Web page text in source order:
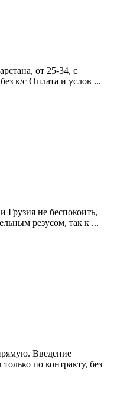
от 25-34, с
к/с Оплата и услов ...
Грузия не беспокоить,
резусом, так к ...
Введение
по контракту, без